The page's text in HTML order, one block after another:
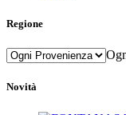
Regione
Novità